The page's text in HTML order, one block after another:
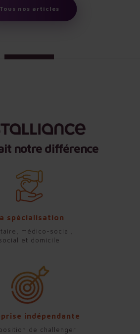
Tous nos articles
notre différence
spécialisation
médico-social,
et domicile
indépendante
de challenger